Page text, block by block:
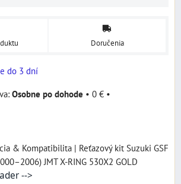
Doručenia
do 3 dní
Osobne po dohode • 0 € •
& Kompatibilita | Reťazový kit Suzuki GSF
JMT X-RING 530X2 GOLD
-->